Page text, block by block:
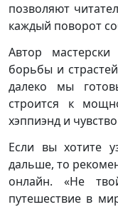
позволяют
каждый поворот
Автор мастерски
борьбы и
далеко мы
строится к
хэппиэнд и
Если вы хотите
дальше, то
онлайн. «Не
путешествие в